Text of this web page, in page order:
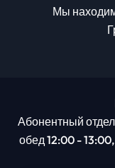
Мы
Абонентный
обед 12:00 -